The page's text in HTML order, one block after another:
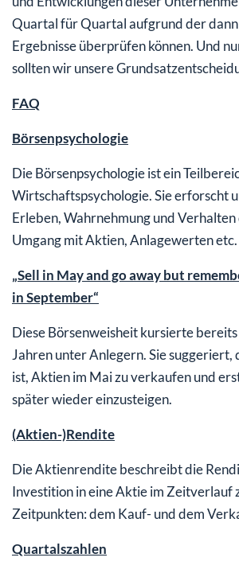
Quartal für Quartal aufgrund der
Ergebnisse überprüfen können. Und
sollten wir unsere
FAQ
Börsenpsychologie
Die Börsenpsychologie ist ein
Wirtschaftspsychologie. Sie erforscht
Erleben, Wahrnehmung und Verhalten
Umgang mit Aktien, Anlagewerten
„Sell in May and go away but
in September“
Diese Börsenweisheit kursierte
Jahren unter Anlegern. Sie suggeriert,
ist, Aktien im Mai zu verkaufen und
später wieder einzusteigen.
(Aktien-)Rendite
Die Aktienrendite beschreibt die
Investition in eine Aktie im Zeitverlauf
Zeitpunkten: dem Kauf- und dem
Quartalszahlen